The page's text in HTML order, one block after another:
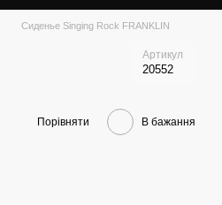
Сиденье Singing Rock FRANKLIN
Артикул
20552
Порівняти В бажання